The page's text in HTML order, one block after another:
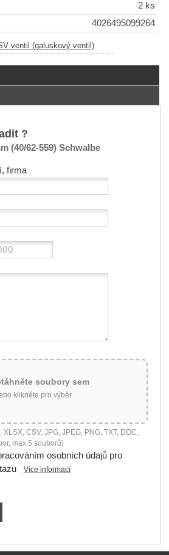
2 ks
4026495099264
ventil (galuskový ventil)
?
(40/62-559) Schwalbe
firma
soubory sem
klikněte pro výběr
CSV, JPG, JPEG, PNG, TXT, DOC,
max 5 souborů)
osobních údajů pro
Více informací